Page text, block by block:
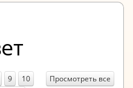
Просмотреть все
9
10